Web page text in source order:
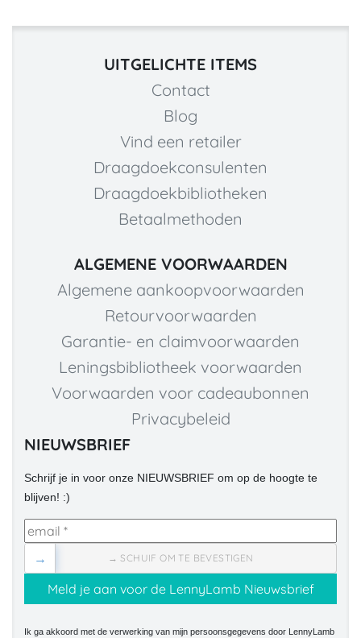
UITGELICHTE ITEMS
Contact
Blog
Vind een retailer
Draagdoekconsulenten
Draagdoekbibliotheken
Betaalmethoden
ALGEMENE VOORWAARDEN
Algemene aankoopvoorwaarden
Retourvoorwaarden
Garantie- en claimvoorwaarden
Leningsbibliotheek voorwaarden
Voorwaarden voor cadeaubonnen
Privacybeleid
NIEUWSBRIEF
Schrijf je in voor onze NIEUWSBRIEF om op de hoogte te
blijven! :)
→ SCHUIF OM TE BEVESTIGEN
→
Ik ga akkoord met de verwerking van mijn persoonsgegevens door LennyLamb